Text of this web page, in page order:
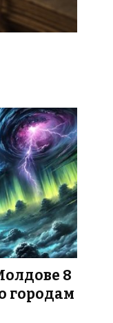
8
городам